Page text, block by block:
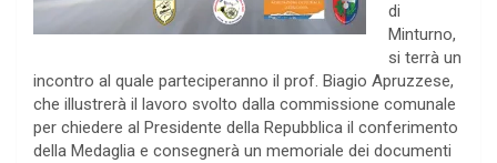
di
Minturno,
si terrà un
incontro al quale parteciperanno il prof. Biagio Apruzzese,
che illustrerà il lavoro svolto dalla commissione comunale
per chiedere al Presidente della Repubblica il conferimento
della Medaglia e consegnerà un memoriale dei documenti